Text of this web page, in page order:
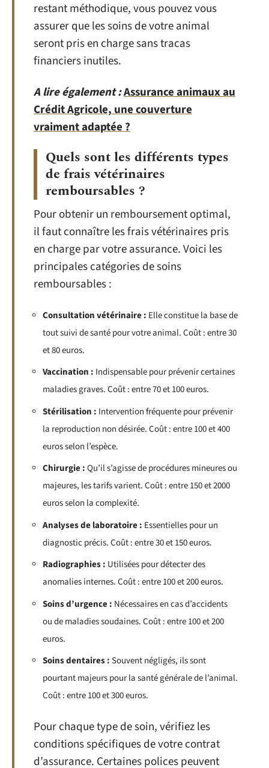
restant méthodique, vous pouvez vous
assurer que les soins de votre animal
seront pris en charge sans tracas
financiers inutiles.
A lire également :Assurance animaux au
Crédit Agricole, une couverture
vraiment adaptée ?
Quels sont les différents types
de frais vétérinaires
remboursables ?
Pour obtenir un remboursement optimal,
il faut connaître les frais vétérinaires pris
en charge par votre assurance. Voici les
principales catégories de soins
remboursables :
Consultation vétérinaire : Elle constitue la base de
tout suivi de santé pour votre animal. Coût : entre 30
et 80 euros.
Vaccination : Indispensable pour prévenir certaines
maladies graves. Coût : entre 70 et 100 euros.
Stérilisation : Intervention fréquente pour prévenir
la reproduction non désirée. Coût : entre 100 et 400
euros selon l’espèce.
Chirurgie :Qu’il s’agisse de procédures mineures ou
majeures, les tarifs varient. Coût : entre 150 et 2000
euros selon la complexité.
Analyses de laboratoire : Essentielles pour un
diagnostic précis. Coût : entre 30 et 150 euros.
Radiographies : Utilisées pour détecter des
anomalies internes. Coût : entre 100 et 200 euros.
Soins d’urgence : Nécessaires en cas d’accidents
ou de maladies soudaines. Coût : entre 100 et 200
euros.
Soins dentaires :Souvent négligés, ils sont
pourtant majeurs pour la santé générale de l’animal.
Coût : entre 100 et 300 euros.
Pour chaque type de soin, vérifiez les
conditions spécifiques de votre contrat
d’assurance. Certaines polices peuvent